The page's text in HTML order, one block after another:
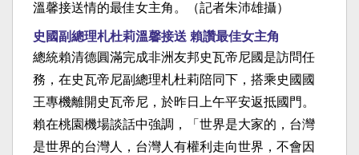
溫馨接送情的最佳女主角。（記者朱沛雄攝）
史國副總理札杜莉溫馨接送 賴讚最佳女主角
總統賴清德圓滿完成非洲友邦史瓦帝尼國是訪問任
務，在史瓦帝尼副總理札杜莉陪同下，搭乘史國國
王專機離開史瓦帝尼，於昨日上午平安返抵國門。
賴在桃園機場談話中強調，「世界是大家的，台灣
是世界的台灣人，台灣人有權利走向世界，不會因